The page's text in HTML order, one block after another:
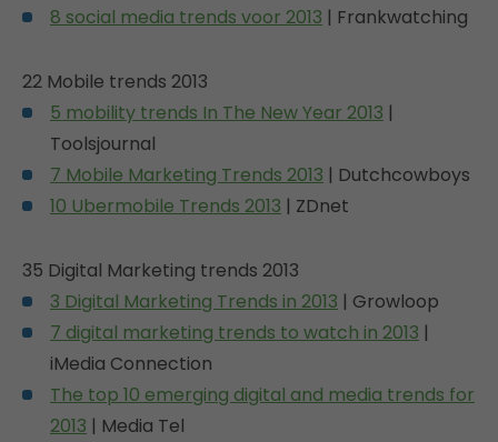
8 social media trends voor 2013 | Frankwatching
22 Mobile trends 2013
5 mobility trends In The New Year 2013 |
Toolsjournal
7 Mobile Marketing Trends 2013 | Dutchcowboys
10 Ubermobile Trends 2013 | ZDnet
35 Digital Marketing trends 2013
3 Digital Marketing Trends in 2013 | Growloop
7 digital marketing trends to watch in 2013 |
iMedia Connection
The top 10 emerging digital and media trends for
2013 | Media Tel